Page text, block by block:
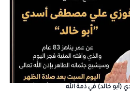
خالد) في ذمة الله